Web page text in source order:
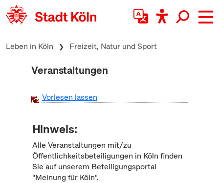
zum Inhalt springen
Leben in Köln Freizeit, Natur und Sport
Veranstaltungen
Vorlesen lassen
Hinweis:
Alle Veranstaltungen mit/zu
Öffentlichkeitsbeteiligungen in Köln finden
Sie auf unserem Beteiligungsportal
"Meinung für Köln".